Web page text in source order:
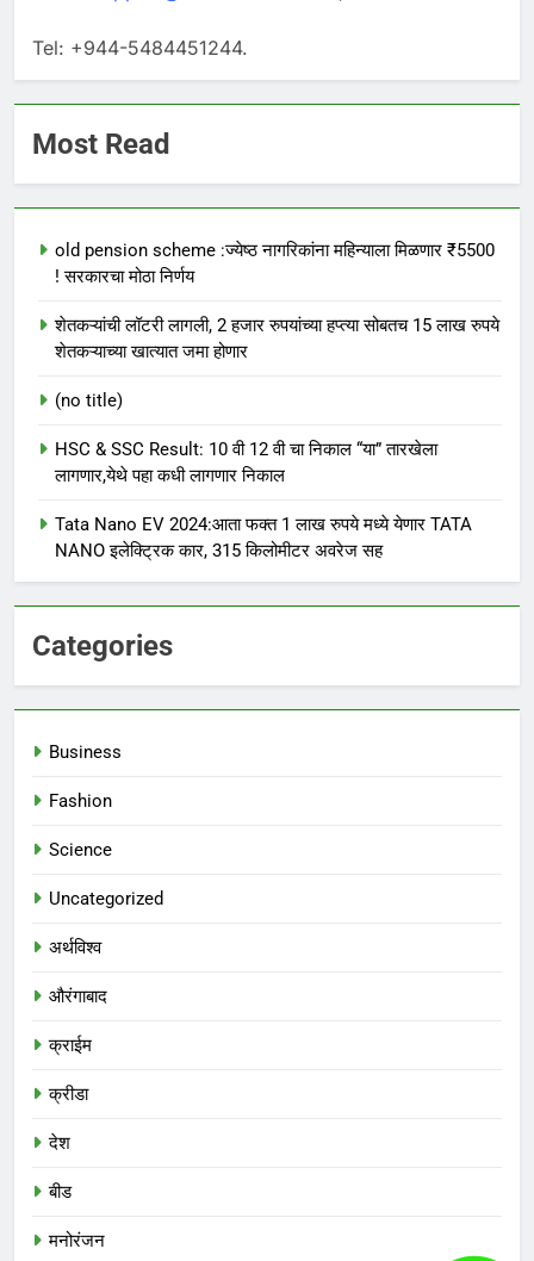
Tel: +944-5484451244.
Most Read
old pension scheme :ज्येष्ठ नागरिकांना महिन्याला मिळणार ₹5500
! सरकारचा मोठा निर्णय
शेतकऱ्यांची लॉटरी लागली, 2 हजार रुपयांच्या हप्त्या सोबतच 15 लाख रुपये
शेतकऱ्याच्या खात्यात जमा होणार
(no title)
HSC & SSC Result: 10 वी 12 वी चा निकाल “या” तारखेला
लागणार,येथे पहा कधी लागणार निकाल
Tata Nano EV 2024:आता फक्त 1 लाख रुपये मध्ये येणार TATA
NANO इलेक्ट्रिक कार, 315 किलोमीटर अवरेज सह
Categories
Business
Fashion
Science
Uncategorized
अर्थविश्व
औरंगाबाद
क्राईम
क्रीडा
देश
बीड
मनोरंजन